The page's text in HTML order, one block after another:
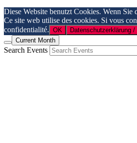
Diese Website benutzt Cookies. Wenn
Ce site web utilise des cookies. Si vous
confidentialité. OK
Datenschutzerklärung
Current Month
Search Events